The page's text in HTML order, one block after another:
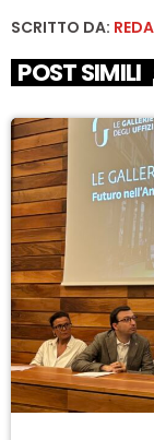
SCRITTO DA:
POST SIMILI